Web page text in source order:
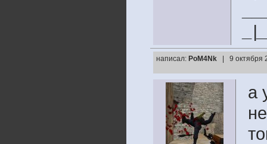
написал: PoM4Nk | 9 октября
а